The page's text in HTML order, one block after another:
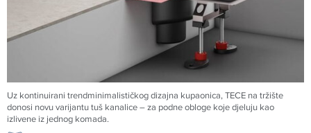
Uz kontinuirani trendminimalističkog dizajna kupaonica, TECE na tržište
donosi novu varijantu tuš kanalice – za podne obloge koje djeluju kao
izlivene iz jednog komada.